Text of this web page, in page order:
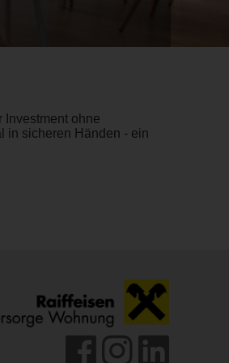
Investment ohne
in sicheren Händen - ein